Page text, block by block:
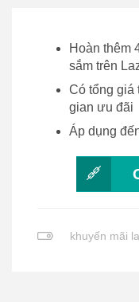
Hoàn thêm
sắm trên
Có tổng giá
gian ưu đãi
Áp dụng
khuyến mãi